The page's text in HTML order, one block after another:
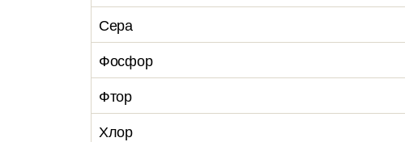
Сера
Фосфор
Фтор
Хлор